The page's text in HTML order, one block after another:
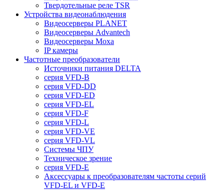
Твердотельные реле TSR
Устройства видеонаблюдения
Видеосерверы PLANET
Видеосерверы Advantech
Видеосерверы Moxa
IP камеры
Частотные преобразователи
Источники питания DELTA
серия VFD-B
серия VFD-DD
серия VFD-ED
серия VFD-EL
серия VFD-F
серия VFD-L
серия VFD-VE
серия VFD-VL
Системы ЧПУ
Техническое зрение
серия VFD-E
Аксессуары к преобразователям частоты серий
VFD-EL и VFD-E